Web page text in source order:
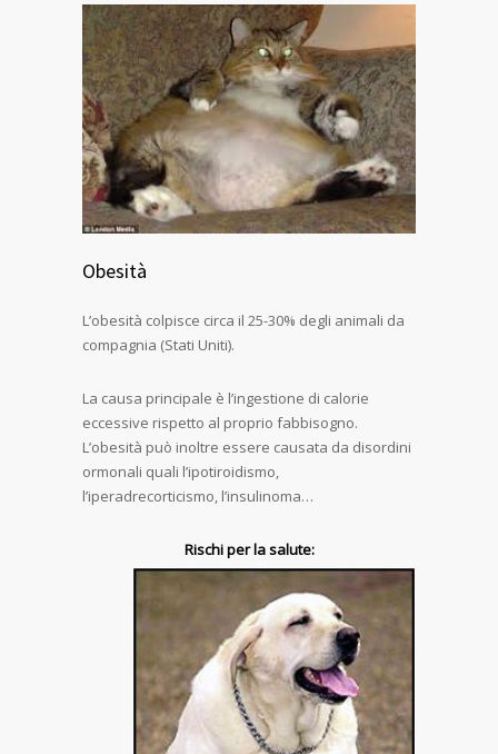
Obesità
L’obesità colpisce circa il 25-30% degli animali da
compagnia (Stati Uniti).
La causa principale è l’ingestione di calorie
eccessive rispetto al proprio fabbisogno.
L’obesità può inoltre essere causata da disordini
ormonali quali l’ipotiroidismo,
l’iperadrecorticismo, l’insulinoma…
Rischi per la salute: